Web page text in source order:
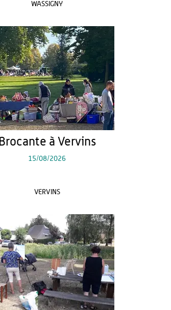
WASSIGNY
Brocante à Vervins
15/08/2026
VERVINS